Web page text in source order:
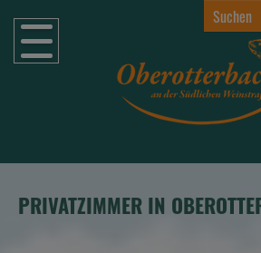
PRIVATZIMMER IN